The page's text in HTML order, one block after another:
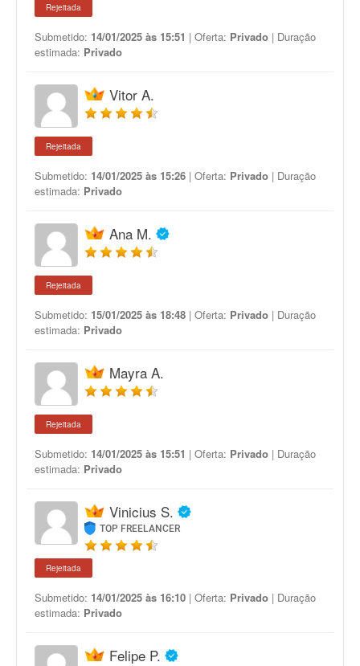
Rejeitada
Submetido: 14/01/2025 às 15:51 | Oferta: Privado | Duração
estimada: Privado
Vitor A.
Rejeitada
Submetido: 14/01/2025 às 15:26 | Oferta: Privado | Duração
estimada: Privado
Ana M.
Rejeitada
Submetido: 15/01/2025 às 18:48 | Oferta: Privado | Duração
estimada: Privado
Mayra A.
Rejeitada
Submetido: 14/01/2025 às 15:51 | Oferta: Privado | Duração
estimada: Privado
Vinicius S.
TOP FREELANCER
Rejeitada
Submetido: 14/01/2025 às 16:10 | Oferta: Privado | Duração
estimada: Privado
Felipe P.